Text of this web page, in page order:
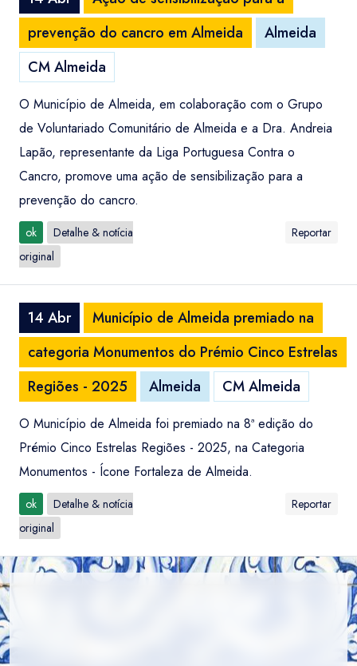
prevenção do cancro em Almeida
Almeida
CM Almeida
O Município de Almeida, em colaboração com o Grupo
de Voluntariado Comunitário de Almeida e a Dra. Andreia
Lapão, representante da Liga Portuguesa Contra o
Cancro, promove uma ação de sensibilização para a
prevenção do cancro.
ok
Detalhe & notícia
original
Reportar
14 Abr
Município de Almeida premiado na
categoria Monumentos do Prémio Cinco Estrelas
Regiões - 2025
Almeida CM Almeida
O Município de Almeida foi premiado na 8ª edição do
Prémio Cinco Estrelas Regiões - 2025, na Categoria
Monumentos - Ícone Fortaleza de Almeida.
ok
Detalhe & notícia
original
Reportar